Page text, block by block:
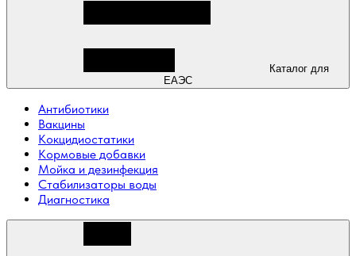
ЕАЭС
Антибиотики
Вакцины
Кокцидиостатики
Кормовые добавки
Мойка и дезинфекция
Стабилизаторы воды
Диагностика